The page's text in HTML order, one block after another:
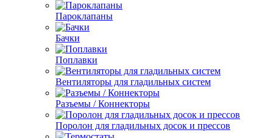
Пароклапаны
Бачки
Поплавки
Вентиляторы для гладильных систем
Разъемы / Коннекторы
Поролон для гладильных досок и прессов